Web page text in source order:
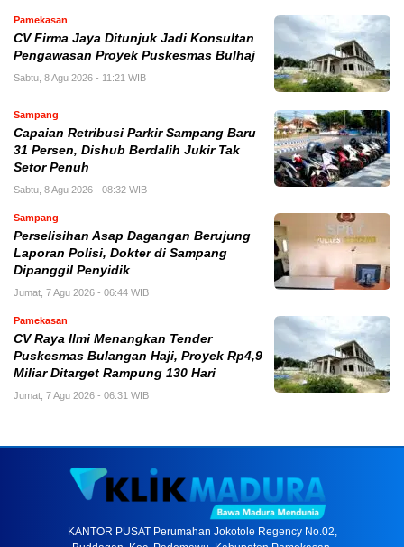
Pamekasan
CV Firma Jaya Ditunjuk Jadi Konsultan
Pengawasan Proyek Puskesmas Bulhaj
Sabtu, 8 Agu 2026 - 11:21 WIB
Sampang
Capaian Retribusi Parkir Sampang Baru
31 Persen, Dishub Berdalih Jukir Tak
Setor Penuh
Sabtu, 8 Agu 2026 - 08:32 WIB
Sampang
Perselisihan Asap Dagangan Berujung
Laporan Polisi, Dokter di Sampang
Dipanggil Penyidik
Jumat, 7 Agu 2026 - 06:44 WIB
Pamekasan
CV Raya Ilmi Menangkan Tender
Puskesmas Bulangan Haji, Proyek Rp4,9
Miliar Ditarget Rampung 130 Hari
Jumat, 7 Agu 2026 - 06:31 WIB
KANTOR PUSAT Perumahan Jokotole Regency No.02,